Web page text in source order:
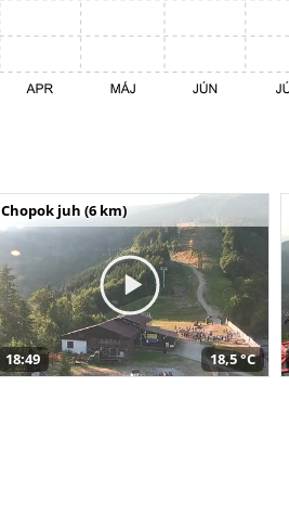
Chopok juh (6 km)
18:49 18,5 °C